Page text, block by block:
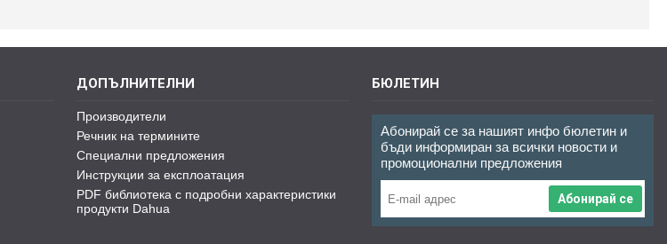
ДОПЪЛНИТЕЛНИ
Производители
Речник на термините
Специални предложения
Инструкции за експлоатация
PDF библиотека с подробни характеристики
продукти Dahua
БЮЛЕТИН
Абонирай се за нашият инфо бюлетин и
бъди информиран за всички новости и
промоционални предложения
Абонирай се